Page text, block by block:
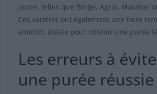
jaune, telles que Bintje, Agria, Marabel
Ces variétés ont également une forte
amidon, idéale pour obtenir une purée
Les erreurs à
une purée réussie